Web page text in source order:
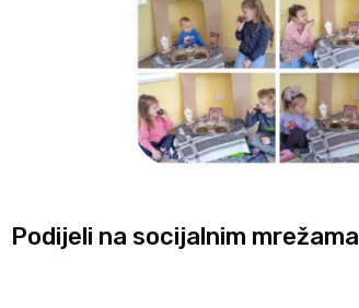
Podijeli na socijalnim mrežama